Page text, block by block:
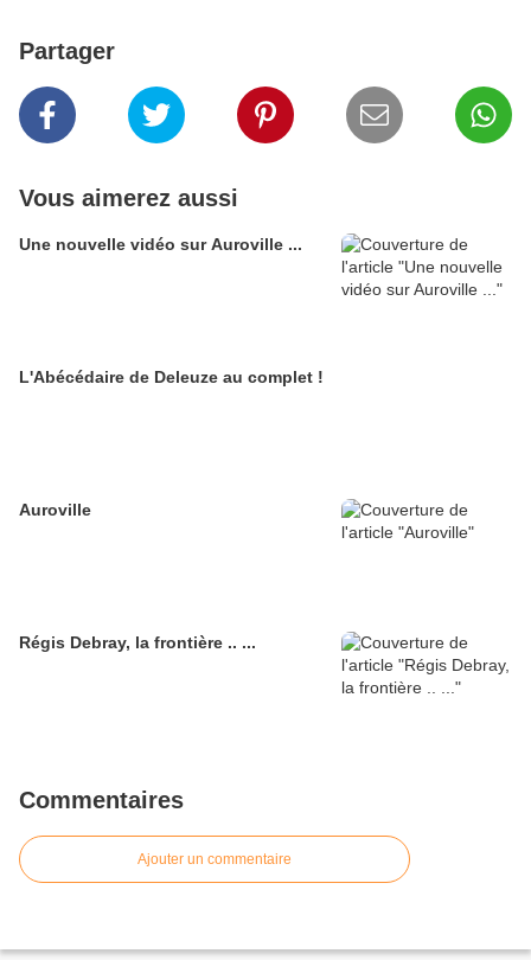
Partager
Vous aimerez aussi
Une nouvelle vidéo sur Auroville ...
L'Abécédaire de Deleuze au complet !
Auroville
Régis Debray, la frontière .. ...
Commentaires
Ajouter un commentaire